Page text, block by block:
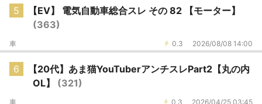
5
【EV】 電気自動車総合スレ その 82 【モーター】
(363)
0.3 2026/08/08 14:00
車
6
【20代】あま猫YouTuberアンチスレPart2【丸の内
OL】 (321)
0.3 2026/04/25 03:45
車